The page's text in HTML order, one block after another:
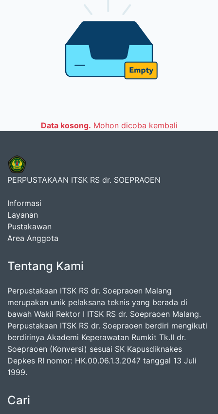
Data kosong. Mohon dicoba kembali
PERPUSTAKAAN ITSK RS dr. SOEPRAOEN
Informasi
Layanan
Pustakawan
Area Anggota
Tentang Kami
Perpustakaan ITSK RS dr. Soepraoen Malang
merupakan unik pelaksana teknis yang berada di
bawah Wakil Rektor I ITSK RS dr. Soepraoen Malang.
Perpustakaan ITSK RS dr. Soepraoen berdiri mengikuti
berdirinya Akademi Keperawatan Rumkit Tk.II dr.
Soepraoen (Konversi) sesuai SK Kapusdiknakes
Depkes RI nomor: HK.00.06.1.3.2047 tanggal 13 Juli
1999.
Cari